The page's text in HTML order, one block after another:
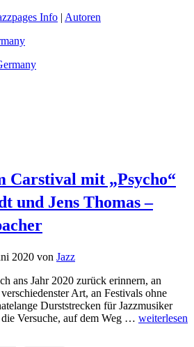
Info | Autoren
Carstival mit „Psycho“
und Jens Thomas –
2020 von Jazz
ans Jahr 2020 zurück erinnern, an
Art, an Festivals ohne
Durststrecken für Jazzmusiker
Versuche, auf dem Weg … weiterlesen